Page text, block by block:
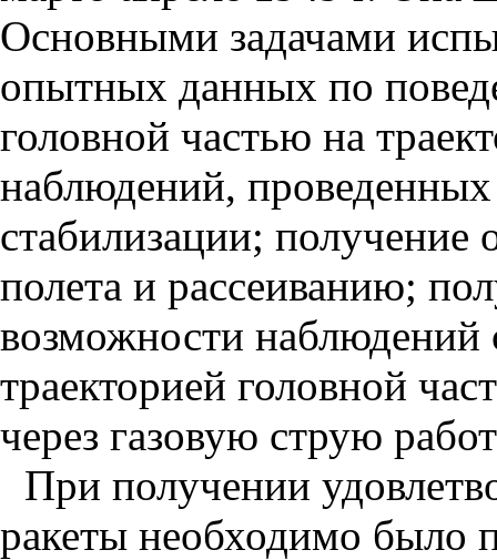
Основными задачами
опытных данных по
головной частью на
наблюдений,
стабилизации;
полета и рассеиванию;
возможности наблюдений
траекторией головной
через газовую струю
При получении
ракеты необходимо было